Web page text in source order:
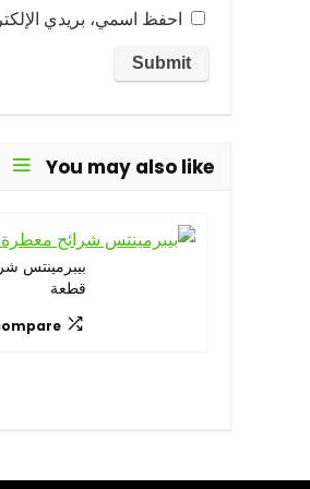
احفظ اسمي، بريدي
You may also like…
قطعة